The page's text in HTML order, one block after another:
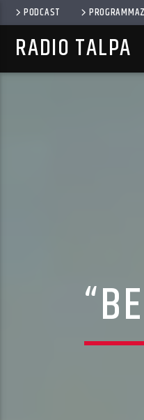
PODCAST
RADIO TALPA